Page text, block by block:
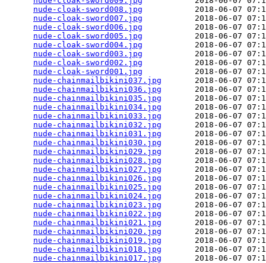
nude-cloak-sword008.jpg
2018-06-07
nude-cloak-sword007.jpg
2018-06-07
nude-cloak-sword006.jpg
2018-06-07
nude-cloak-sword005.jpg
2018-06-07
nude-cloak-sword004.jpg
2018-06-07
nude-cloak-sword003.jpg
2018-06-07
nude-cloak-sword002.jpg
2018-06-07
nude-cloak-sword001.jpg
2018-06-07
nude-chainmailbikini037.jpg
2018-06-07
nude-chainmailbikini036.jpg
2018-06-07
nude-chainmailbikini035.jpg
2018-06-07
nude-chainmailbikini034.jpg
2018-06-07
nude-chainmailbikini033.jpg
2018-06-07
nude-chainmailbikini032.jpg
2018-06-07
nude-chainmailbikini031.jpg
2018-06-07
nude-chainmailbikini030.jpg
2018-06-07
nude-chainmailbikini029.jpg
2018-06-07
nude-chainmailbikini028.jpg
2018-06-07
nude-chainmailbikini027.jpg
2018-06-07
nude-chainmailbikini026.jpg
2018-06-07
nude-chainmailbikini025.jpg
2018-06-07
nude-chainmailbikini024.jpg
2018-06-07
nude-chainmailbikini023.jpg
2018-06-07
nude-chainmailbikini022.jpg
2018-06-07
nude-chainmailbikini021.jpg
2018-06-07
nude-chainmailbikini020.jpg
2018-06-07
nude-chainmailbikini019.jpg
2018-06-07
nude-chainmailbikini018.jpg
2018-06-07
nude-chainmailbikini017.jpg
2018-06-07